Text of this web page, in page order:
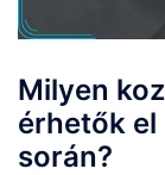
Milyen
érhetők el
során?